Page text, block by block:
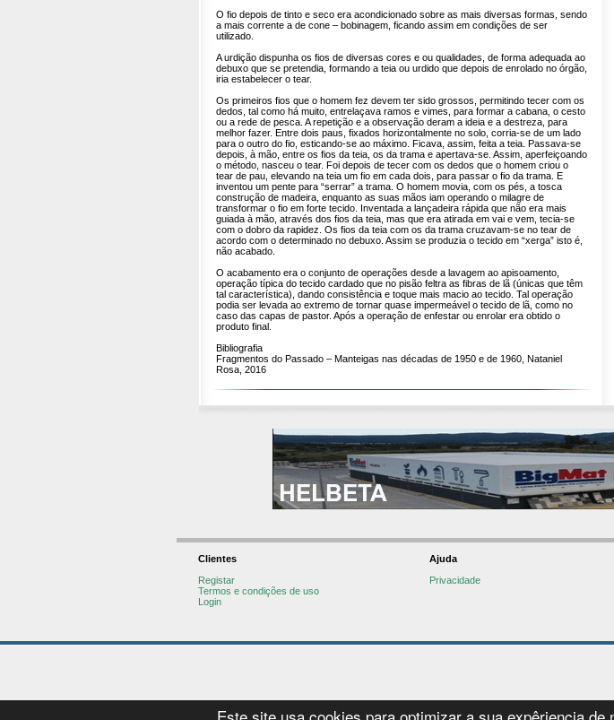
O fio depois de tinto e seco era acondicionado sobre as mais diversas formas, sendo
a mais corrente a de cone – bobinagem, ficando assim em condições de ser
utilizado.
A urdição dispunha os fios de diversas cores e ou qualidades, de forma adequada ao
debuxo que se pretendia, formando a teia ou urdido que depois de enrolado no órgão,
iria estabelecer o tear.
Os primeiros fios que o homem fez devem ter sido grossos, permitindo tecer com os
dedos, tal como há muito, entrelaçava ramos e vimes, para formar a cabana, o cesto
ou a rede de pesca. A repetição e a observação deram a ideia e a destreza, para
melhor fazer. Entre dois paus, fixados horizontalmente no solo, corria-se de um lado
para o outro do fio, esticando-se ao máximo. Ficava, assim, feita a teia. Passava-se
depois, à mão, entre os fios da teia, os da trama e apertava-se. Assim, aperfeiçoando
o método, nasceu o tear. Foi depois de tecer com os dedos que o homem criou o
tear de pau, elevando na teia um fio em cada dois, para passar o fio da trama. E
inventou um pente para “serrar” a trama. O homem movia, com os pés, a tosca
construção de madeira, enquanto as suas mãos iam operando o milagre de
transformar o fio em forte tecido. Inventada a lançadeira rápida que não era mais
guiada à mão, através dos fios da teia, mas que era atirada em vai e vem, tecia-se
com o dobro da rapidez. Os fios da teia com os da trama cruzavam-se no tear de
acordo com o determinado no debuxo. Assim se produzia o tecido em “xerga” isto é,
não acabado.
O acabamento era o conjunto de operações desde a lavagem ao apisoamento,
operação típica do tecido cardado que no pisão feltra as fibras de lã (únicas que têm
tal característica), dando consistência e toque mais macio ao tecido. Tal operação
podia ser levada ao extremo de tornar quase impermeável o tecido de lã, como no
caso das capas de pastor. Após a operação de enfestar ou enrolar era obtido o
produto final.
Bibliografia
Fragmentos do Passado – Manteigas nas décadas de 1950 e de 1960, Nataniel
Rosa, 2016
Clientes
Registar
Termos e condições de uso
Login
Ajuda
Privacidade